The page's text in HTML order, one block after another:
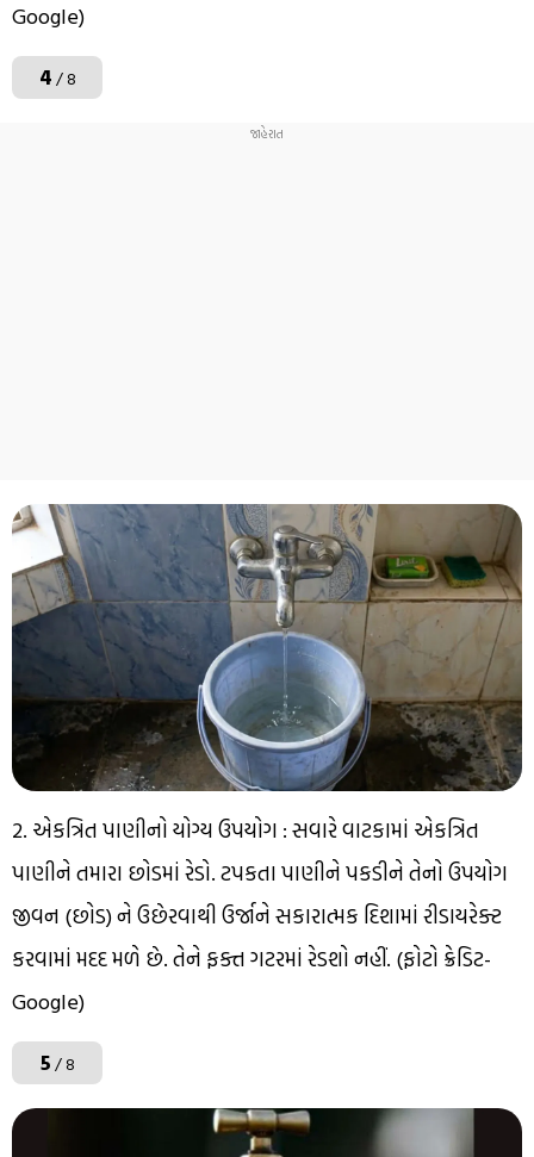
Google)
4/ 8
2. એકત્રિત પાણીનો યોગ્ય ઉપયોગ : સવારે વાટકામાં એકત્રિત
પાણીને તમારા છોડમાં રેડો. ટપકતા પાણીને પકડીને તેનો ઉપયોગ
જીવન (છોડ) ને ઉછેરવાથી ઉર્જાને સકારાત્મક દિશામાં રીડાયરેક્ટ
કરવામાં મદદ મળે છે. તેને ફક્ત ગટરમાં રેડશો નહીં. (ફોટો ક્રેડિટ-
Google)
5/ 8